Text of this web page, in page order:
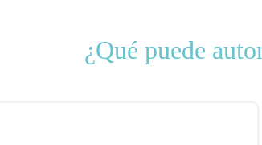
¿Qué puede